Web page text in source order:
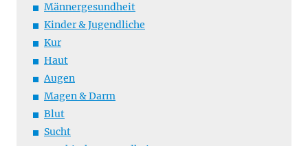
Männergesundheit
Kinder & Jugendliche
Kur
Haut
Augen
Magen & Darm
Blut
Sucht